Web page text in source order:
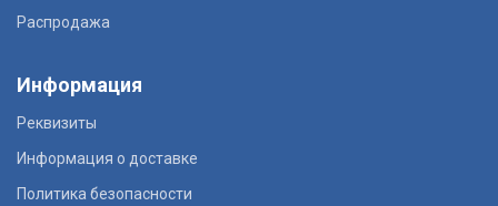
Распродажа
Информация
Реквизиты
Информация о доставке
Политика безопасности